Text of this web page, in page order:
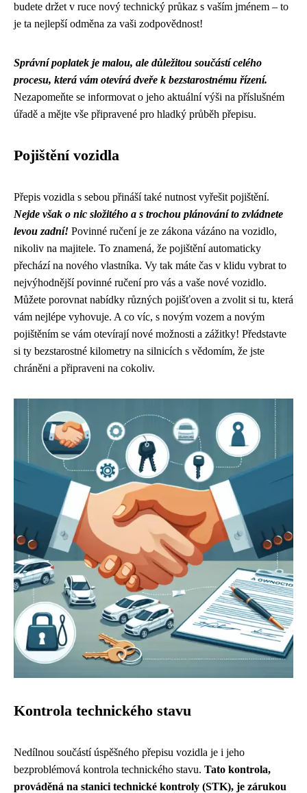
budete držet v ruce nový technický průkaz s vaším jménem – to
je ta nejlepší odměna za vaši zodpovědnost!
Správní poplatek je malou, ale důležitou součástí celého
procesu, která vám otevírá dveře k bezstarostnému řízení.
Nezapomeňte se informovat o jeho aktuální výši na příslušném
úřadě a mějte vše připravené pro hladký průběh přepisu.
Pojištění vozidla
Přepis vozidla s sebou přináší také nutnost vyřešit pojištění.
Nejde však o nic složitého a s trochou plánování to zvládnete
levou zadní! Povinné ručení je ze zákona vázáno na vozidlo,
nikoliv na majitele. To znamená, že pojištění automaticky
přechází na nového vlastníka. Vy tak máte čas v klidu vybrat to
nejvýhodnější povinné ručení pro vás a vaše nové vozidlo.
Můžete porovnat nabídky různých pojišťoven a zvolit si tu, která
vám nejlépe vyhovuje. A co víc, s novým vozem a novým
pojištěním se vám otevírají nové možnosti a zážitky! Představte
si ty bezstarostné kilometry na silnicích s vědomím, že jste
chráněni a připraveni na cokoliv.
Kontrola technického stavu
Nedílnou součástí úspěšného přepisu vozidla je i jeho
bezproblémová kontrola technického stavu. Tato kontrola,
prováděná na stanici technické kontroly (STK), je zárukou